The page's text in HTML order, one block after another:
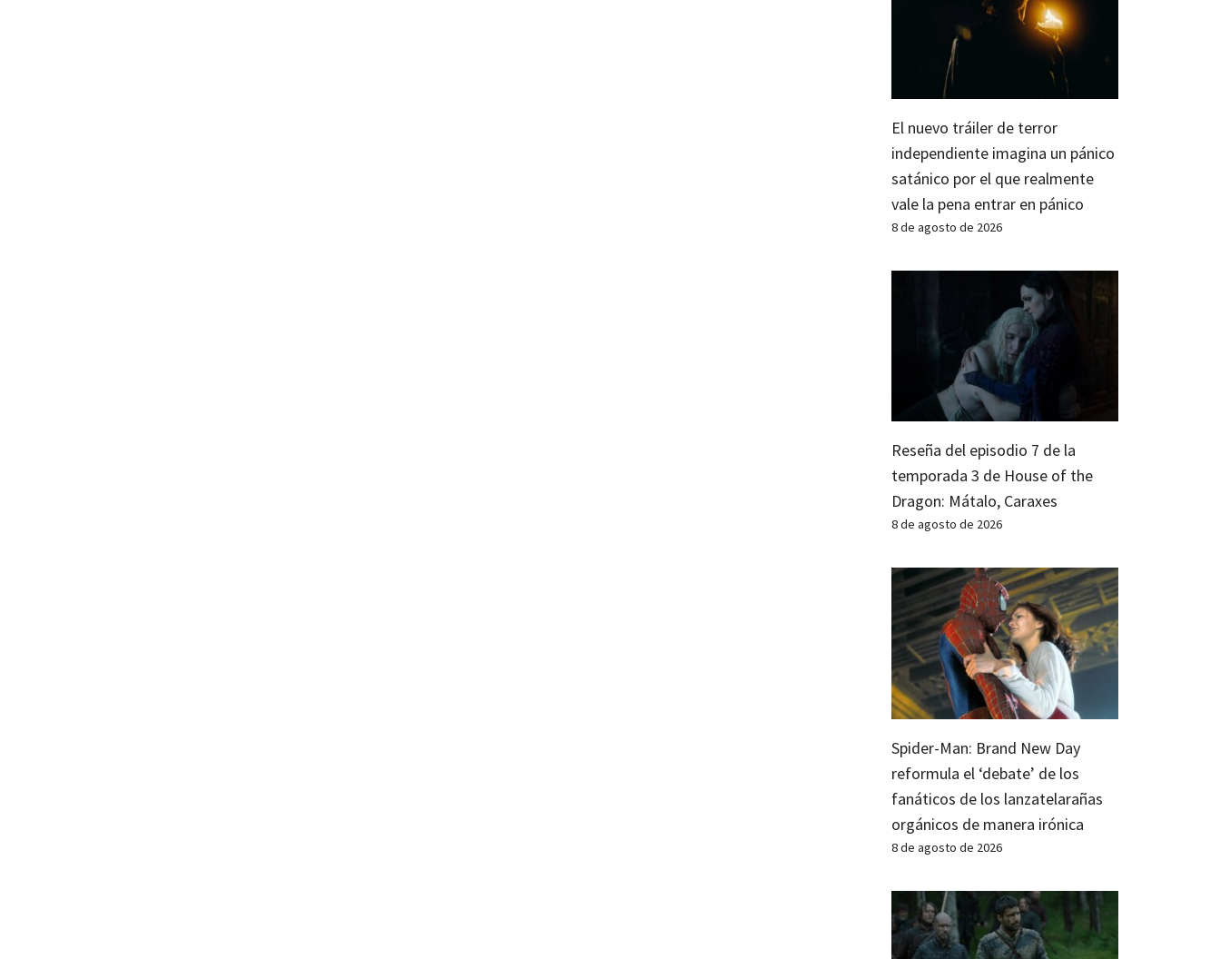
El nuevo tráiler de terror
independiente imagina un pánico
satánico por el que realmente
vale la pena entrar en pánico
8 de agosto de 2026
Reseña del episodio 7 de la
temporada 3 de House of the
Dragon: Mátalo, Caraxes
8 de agosto de 2026
Spider-Man: Brand New Day
reformula el ‘debate’ de los
fanáticos de los lanzatelarañas
orgánicos de manera irónica
8 de agosto de 2026